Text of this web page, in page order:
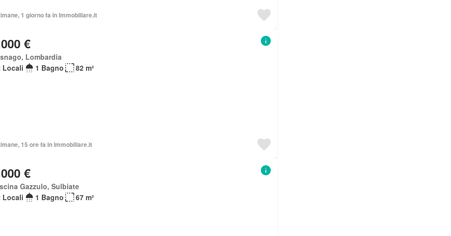
1 giorno fa in Immobiliare.it
€
Lombardia
Locali
1 Bagno 82 m²
15 ore fa in Immobiliare.it
€
Gazzulo, Sulbiate
Locali
1 Bagno 67 m²